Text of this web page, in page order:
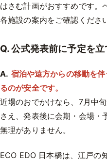
はさむ計画がおすすめです。
各施設の案内をご確認くださ
Q. 公式発表前に予定を
A. 宿泊や遠方からの移動を
るのが安全です。
近場のおでかけなら、7月中
さえ、発表後に会期・会場・
無理がありません。
ECO EDO 日本橋は、江戸の